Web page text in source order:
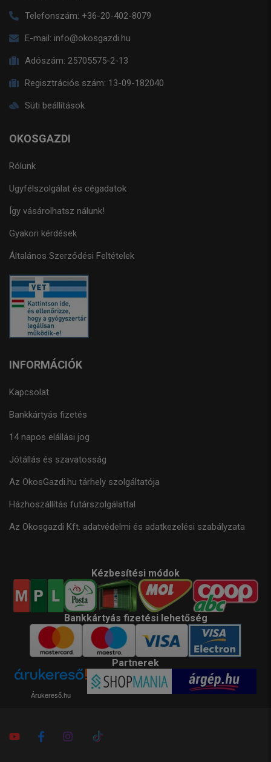
Telefonszám: +36-20-402-8079
E-mail: info@okosgazdi.hu
Adószám: 25705575-2-13
Regisztrációs szám: 13-09-182040
Süti beállítások
OKOSGAZDI
Rólunk
Ügyfélszolgálat és cégadatok
Így vásárolhatsz nálunk!
Gyakori kérdések
Általános Szerződési Feltételek
INFORMÁCIÓK
Kapcsolat
Bankkártyás fizetés
14 napos elállási jog
Jótállás és szavatosság
Az OkosGazdi.hu tárhely szolgáltatója
Házhoszállítás futárszolgálattal
Az Okosgazdi Kft. adatvédelmi és adatkezelési szabályzata
Kézbesítési módok
Bankkártyás fizetési lehetőség
Partnerek
Árukereső.hu